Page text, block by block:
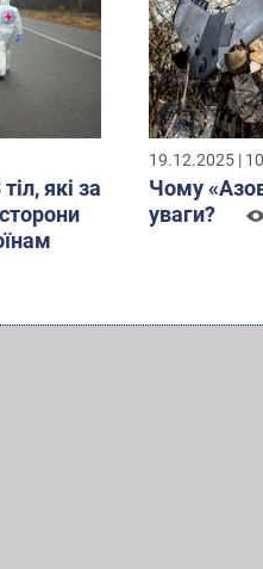
які за
19.12.2025 |
Чому
уваги?